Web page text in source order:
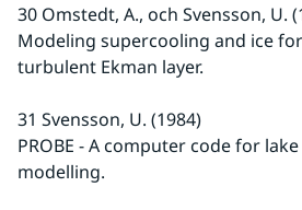
30 Omstedt, A., och Svensson, U.
Modeling supercooling and ice
turbulent Ekman layer.
31 Svensson, U. (1984)
PROBE - A computer code for
modelling.